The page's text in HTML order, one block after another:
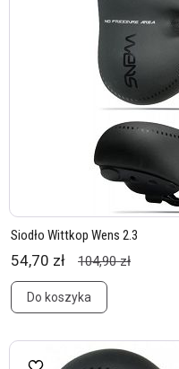
Siodło Wittkop Wens 2.3
54,70 zł 104,90 zł
Do koszyka